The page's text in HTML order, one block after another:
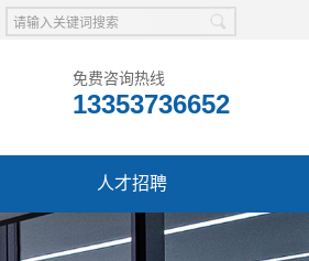
免费咨询热线
13353736652
人才招聘